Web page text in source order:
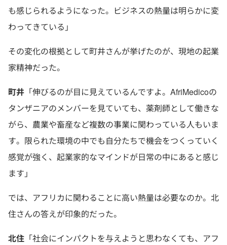
も感じられるようになった。ビジネスの熱量は明らかに変
わってきている」
その変化の根拠として町井さんが挙げたのが、現地の起業
家精神だった。
町井 「伸びるのが目に見えているんですよ。AfriMedicoの
タンザニアのメンバーを見ていても、薬剤師として働きな
がら、農業や畜産など複数の事業に関わっている人もいま
す。限られた環境の中でも自分たちで機会をつくっていく
感覚が強く、起業家的なマインドが日常の中にあると感じ
ます」
では、アフリカに関わることに高い熱量は必要なのか。北
住さんの答えが印象的だった。
北住 「社会にインパクトを与えようと思わなくても、アフ